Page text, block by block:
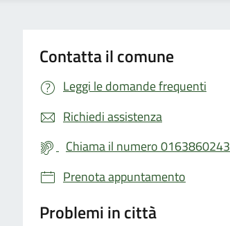
Contatta il comune
Leggi le domande frequenti
Richiedi assistenza
Chiama il numero 0163860243
Prenota appuntamento
Problemi in città